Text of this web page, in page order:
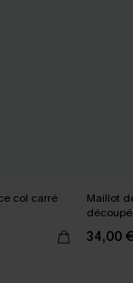
col carré
Maillot
34,00 €